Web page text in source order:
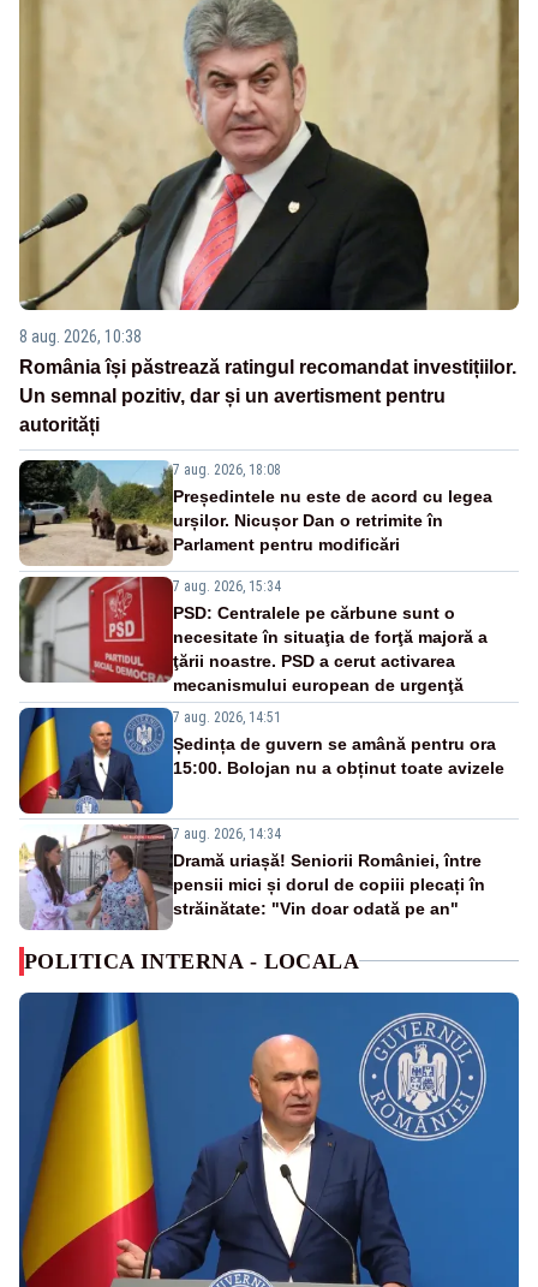
8 aug. 2026, 10:38
România își păstrează ratingul recomandat investițiilor.
Un semnal pozitiv, dar și un avertisment pentru
autorități
7 aug. 2026, 18:08
Președintele nu este de acord cu legea
urșilor. Nicușor Dan o retrimite în
Parlament pentru modificări
7 aug. 2026, 15:34
PSD: Centralele pe cărbune sunt o
necesitate în situaţia de forţă majoră a
ţării noastre. PSD a cerut activarea
mecanismului european de urgenţă
7 aug. 2026, 14:51
Ședința de guvern se amână pentru ora
15:00. Bolojan nu a obținut toate avizele
7 aug. 2026, 14:34
Dramă uriașă! Seniorii României, între
pensii mici și dorul de copiii plecați în
străinătate: "Vin doar odată pe an"
POLITICA INTERNA - LOCALA